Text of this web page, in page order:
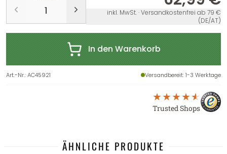
inkl. MwSt. · Versandkostenfrei ab 79 €
(DE/AT)
In den Warenkorb
Art.-Nr.:AC45921 Versandbereit: 1-3 Werktage
Trusted Shops
ÄHNLICHE PRODUKTE